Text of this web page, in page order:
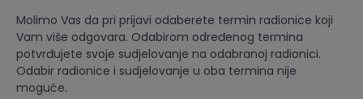
Molimo Vas da pri prijavi odaberete termin radionice koji
Vam više odgovara. Odabirom određenog termina
potvrđujete svoje sudjelovanje na odabranoj radionici.
Odabir radionice i sudjelovanje u oba termina nije
moguće.